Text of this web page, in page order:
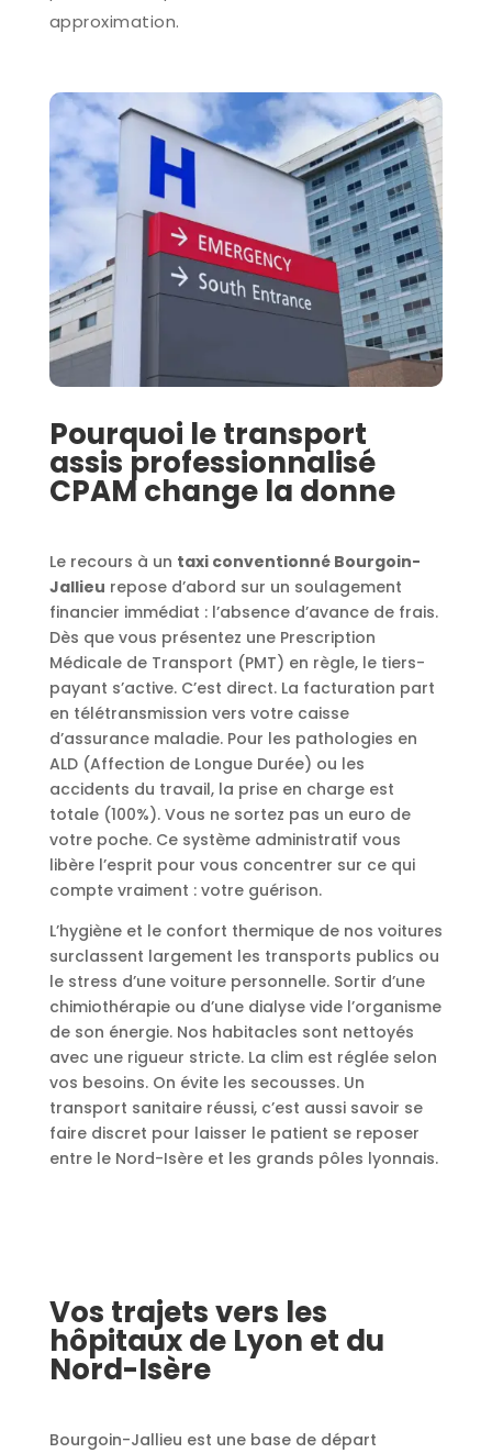
approximation.
Pourquoi le transport
assis professionnalisé
CPAM change la donne
Le recours à un taxi conventionné Bourgoin-
Jallieu repose d’abord sur un soulagement
financier immédiat : l’absence d’avance de frais.
Dès que vous présentez une Prescription
Médicale de Transport (PMT) en règle, le tiers-
payant s’active. C’est direct. La facturation part
en télétransmission vers votre caisse
d’assurance maladie. Pour les pathologies en
ALD (Affection de Longue Durée) ou les
accidents du travail, la prise en charge est
totale (100%). Vous ne sortez pas un euro de
votre poche. Ce système administratif vous
libère l’esprit pour vous concentrer sur ce qui
compte vraiment : votre guérison.
L’hygiène et le confort thermique de nos voitures
surclassent largement les transports publics ou
le stress d’une voiture personnelle. Sortir d’une
chimiothérapie ou d’une dialyse vide l’organisme
de son énergie. Nos habitacles sont nettoyés
avec une rigueur stricte. La clim est réglée selon
vos besoins. On évite les secousses. Un
transport sanitaire réussi, c’est aussi savoir se
faire discret pour laisser le patient se reposer
entre le Nord-Isère et les grands pôles lyonnais.
Vos trajets vers les
hôpitaux de Lyon et du
Nord-Isère
Bourgoin-Jallieu est une base de départ